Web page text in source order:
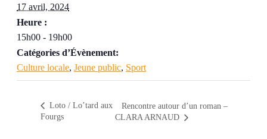
17 avril, 2024
Heure :
15h00 - 19h00
Catégories d’Évènement:
Culture locale, Jeune public, Sport
Loto / Lo’tard aux
Fourgs
Rencontre autour d’un roman –
CLARA ARNAUD